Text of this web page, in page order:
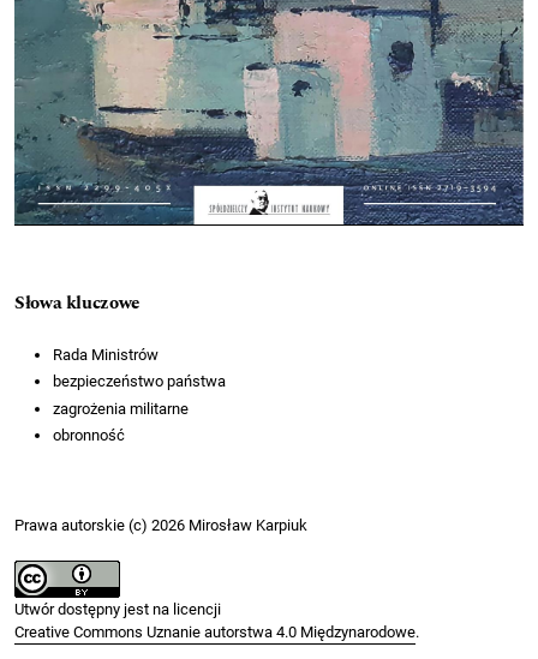
Słowa kluczowe
Rada Ministrów
bezpieczeństwo państwa
zagrożenia militarne
obronność
Prawa autorskie (c) 2026 Mirosław Karpiuk
Utwór dostępny jest na licencji
Creative Commons Uznanie autorstwa 4.0 Międzynarodowe.